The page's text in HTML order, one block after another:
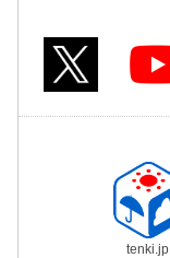
tenki.jp